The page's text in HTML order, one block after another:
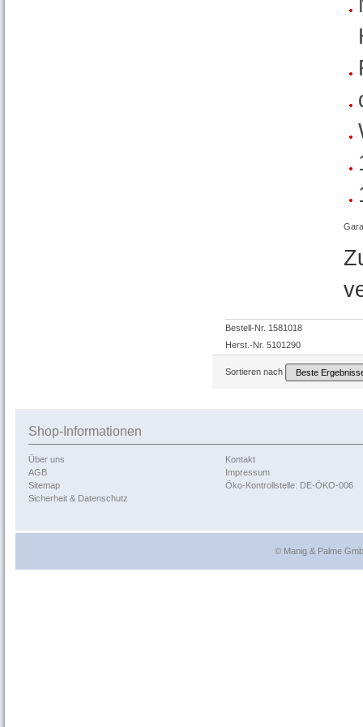
Bestell-Nr. 1581018
Herst.-Nr. 5101290
Sortieren nach
Shop-Informationen
Über uns
AGB
Sitemap
Sicherheit & Datenschutz
Kontakt
Impressum
Öko-Kontrollstelle: DE-ÖKO-006
© Manig & Palme